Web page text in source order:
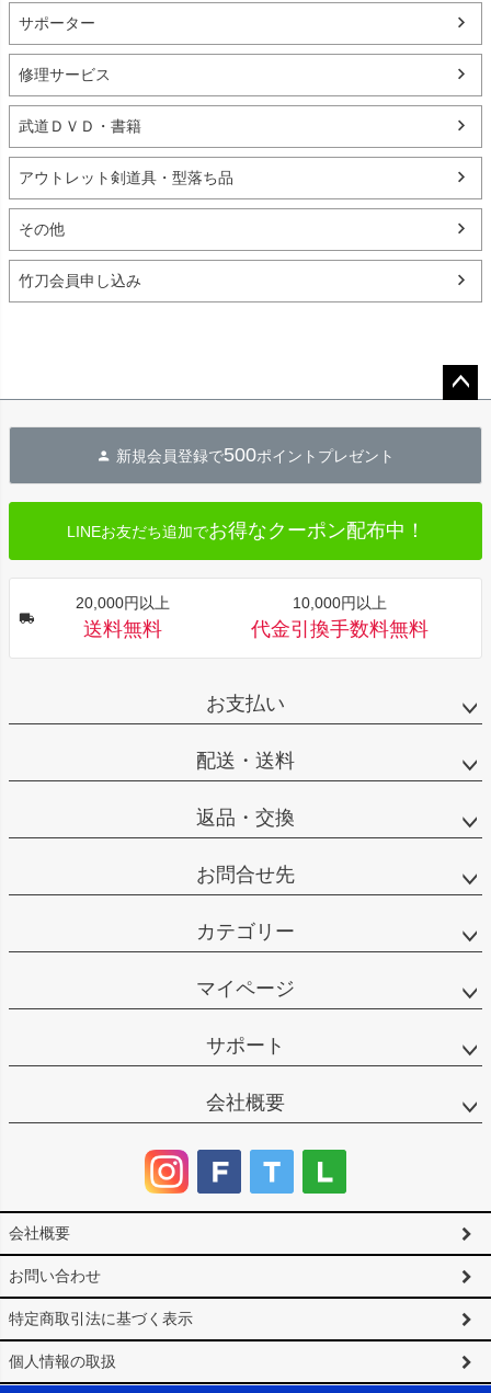
サポーター
修理サービス
武道ＤＶＤ・書籍
アウトレット剣道具・型落ち品
その他
竹刀会員申し込み
へ
新規会員登録で500ポイントプレゼント
LINEお友だち追加でお得なクーポン配布中！
20,000円以上
送料無料
10,000円以上
代金引換手数料無料
お支払い
配送・送料
返品・交換
お問合せ先
カテゴリー
マイページ
サポート
会社概要
会社概要
お問い合わせ
特定商取引法に基づく表示
個人情報の取扱